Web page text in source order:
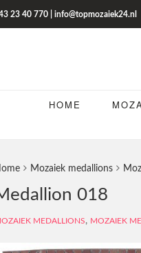
23 40 770 | info@topmozaiek24.nl
HOME
Mozaiek medallions
018
MEDALLIONS, MOZAIEK